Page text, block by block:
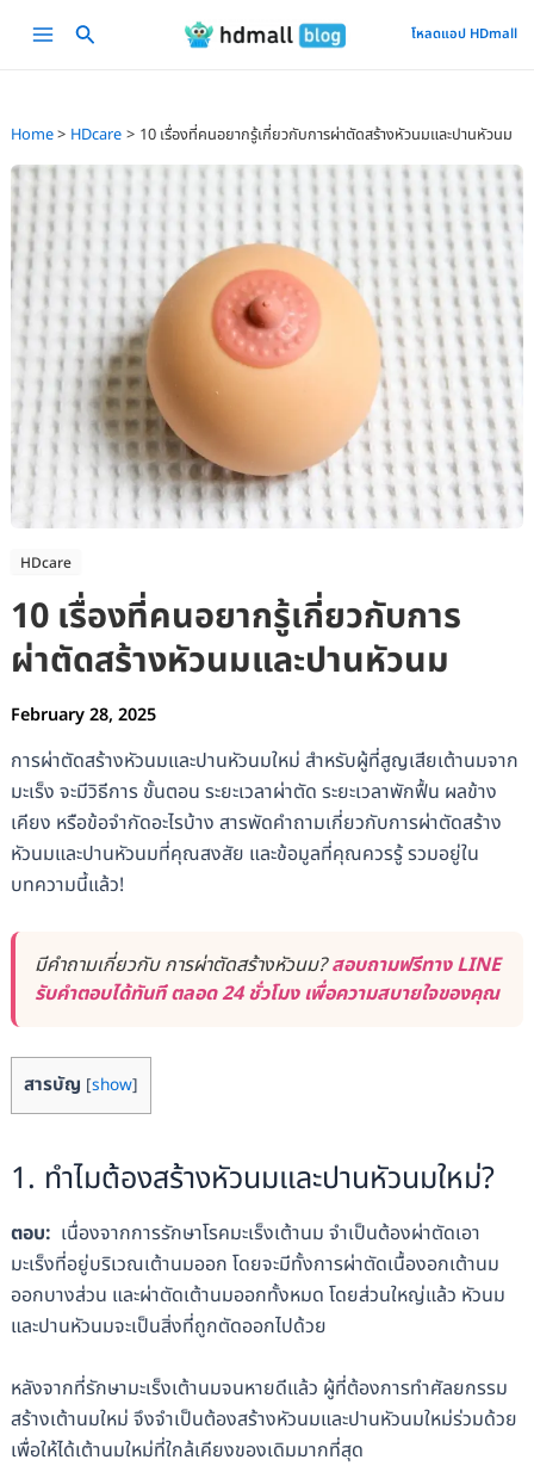
Main
โหลดแอป HDmall
Home HDcare 10 เรื่องที่คนอยากรู้เกี่ยวกับการผ่าตัดสร้างหัวนมและปานหัวนม
HDcare
10 เรื่องที่คนอยากรู้เกี่ยวกับการ
ผ่าตัดสร้างหัวนมและปานหัวนม
February 28, 2025
การผ่าตัดสร้างหัวนมและปานหัวนมใหม่ สำหรับผู้ที่สูญเสียเต้านมจาก
มะเร็ง จะมีวิธีการ ขั้นตอน ระยะเวลาผ่าตัด ระยะเวลาพักฟื้น ผลข้าง
เคียง หรือข้อจำกัดอะไรบ้าง สารพัดคำถามเกี่ยวกับการผ่าตัดสร้าง
หัวนมและปานหัวนมที่คุณสงสัย และข้อมูลที่คุณควรรู้ รวมอยู่ใน
บทความนี้แล้ว!
มีคำถามเกี่ยวกับ การผ่าตัดสร้างหัวนม?สอบถามฟรีทาง LINE
รับคำตอบได้ทันที ตลอด 24 ชั่วโมง เพื่อความสบายใจของคุณ
สารบัญ [show]
1. ทำไมต้องสร้างหัวนมและปานหัวนมใหม่?
ตอบ: เนื่องจากการรักษาโรคมะเร็งเต้านม จำเป็นต้องผ่าตัดเอา
มะเร็งที่อยู่บริเวณเต้านมออก โดยจะมีทั้งการผ่าตัดเนื้องอกเต้านม
ออกบางส่วน และผ่าตัดเต้านมออกทั้งหมด โดยส่วนใหญ่แล้ว หัวนม
และปานหัวนมจะเป็นสิ่งที่ถูกตัดออกไปด้วย
หลังจากที่รักษามะเร็งเต้านมจนหายดีแล้ว ผู้ที่ต้องการทำศัลยกรรม
สร้างเต้านมใหม่ จึงจำเป็นต้องสร้างหัวนมและปานหัวนมใหม่ร่วมด้วย
เพื่อให้ได้เต้านมใหม่ที่ใกล้เคียงของเดิมมากที่สุด